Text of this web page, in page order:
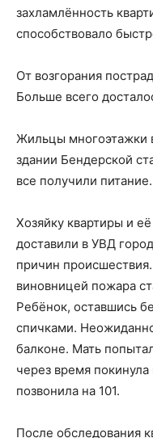
захламлённость
способствовало
От возгорания
Больше всего
Жильцы многоэтажки
здании Бендерской
все получили питание.
Хозяйку квартиры и
доставили в УВД
причин
виновницей пожара
Ребёнок, оставшись
спичками.
балконе. Мать
через время покинула
позвонила на 101.
После обследования